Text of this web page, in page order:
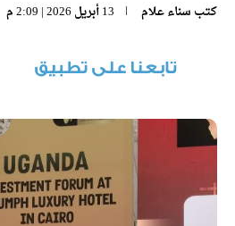
كتب سناء علام 13 أبريل 2026 | 2:09 م